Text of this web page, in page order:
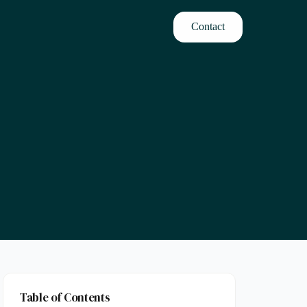
Contact
Table of Contents